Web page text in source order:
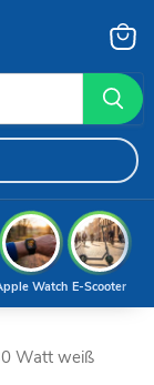
E-Scooter
Watch
Watt weiß